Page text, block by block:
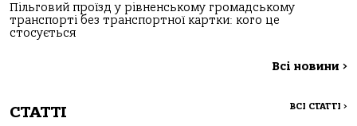
Пільговий проїзд у рівненському громадському
транспорті без транспортної картки: кого це
стосується
Всі новини >
СТАТТІ ВСІ СТАТТІ >